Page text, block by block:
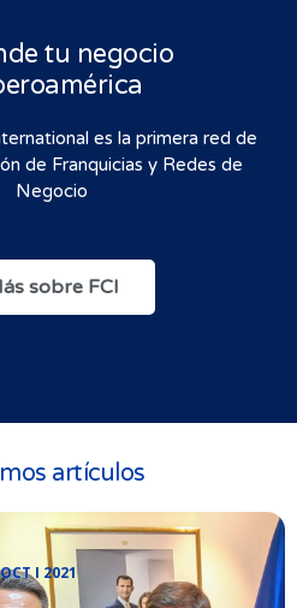
tu negocio
es la primera red de
de Franquicias y Redes de
Negocio
sobre FCI
artículos
I 2021